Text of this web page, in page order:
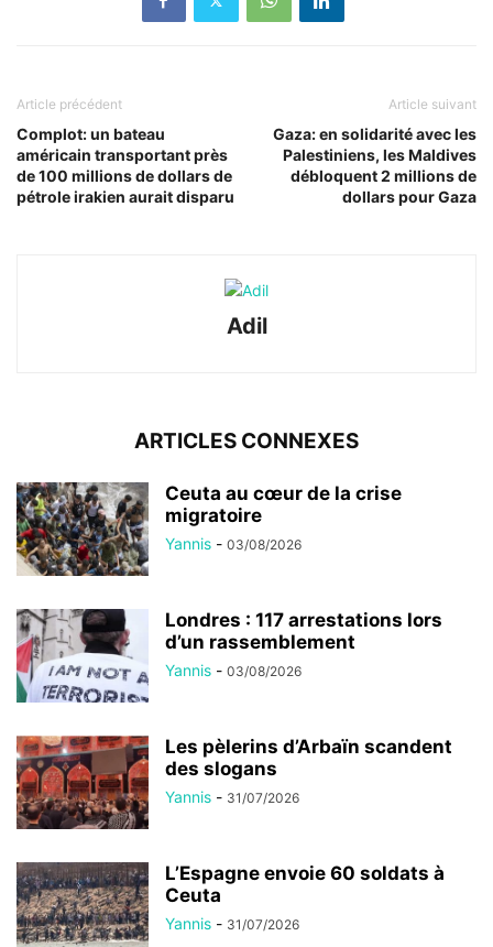
Article précédent
Complot: un bateau
américain transportant près
de 100 millions de dollars de
pétrole irakien aurait disparu
Article suivant
Gaza: en solidarité avec les
Palestiniens, les Maldives
débloquent 2 millions de
dollars pour Gaza
Adil
ARTICLES CONNEXES
Ceuta au cœur de la crise
migratoire
Yannis - 03/08/2026
Londres : 117 arrestations lors
d’un rassemblement
Yannis - 03/08/2026
Les pèlerins d’Arbaïn scandent
des slogans
Yannis - 31/07/2026
L’Espagne envoie 60 soldats à
Ceuta
Yannis - 31/07/2026